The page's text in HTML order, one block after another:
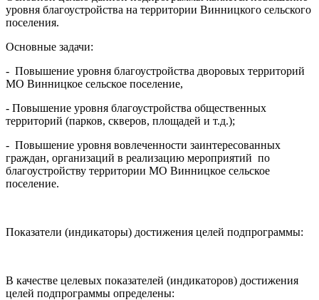
уровня благоустройства на территории Винницкого сельского
поселения.
Основные задачи:
- Повышение уровня благоустройства дворовых территорий
МО Винницкое сельское поселение,
- Повышение уровня благоустройства общественных
территорий (парков, скверов, площадей и т.д.);
- Повышение уровня вовлеченности заинтересованных
граждан, организаций в реализацию мероприятий по
благоустройству территории МО Винницкое сельское
поселение.
Показатели (индикаторы) достижения целей подпрограммы:
В качестве целевых показателей (индикаторов) достижения
целей подпрограммы определены: